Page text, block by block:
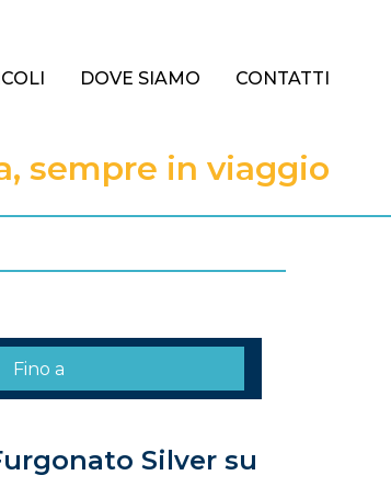
DOVE SIAMO CONTATTI
sempre in viaggio
Silver su